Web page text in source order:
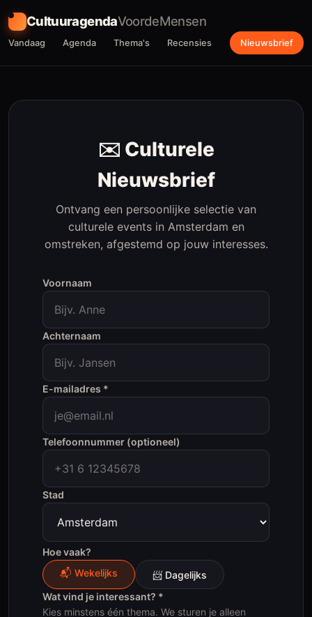
CultuuragendaVoordeMensen
Vandaag Agenda Thema's Recensies Nieuwsbrief
✉️ Culturele
Nieuwsbrief
Ontvang een persoonlijke selectie van
culturele events in Amsterdam en
omstreken, afgestemd op jouw interesses.
Voornaam
Achternaam
E-mailadres *
Telefoonnummer (optioneel)
Stad
Hoe vaak?
📬 Wekelijks
📨 Dagelijks
Wat vind je interessant? *
Kies minstens één thema. We sturen je alleen